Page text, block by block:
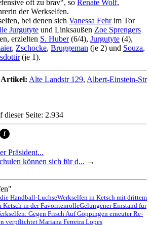
oft zu brav“, so Renate Wolf,
der Werkselfen.
bei denen sich Vanessa Fehrim Tor
Jurgutyte und Linksaußen Zoe Sprengers
erzielten S. Huber(6/4), Jurgutyte (4),
, Zschocke, Bruggeman (je 2) und Souza,
(je 1).
Artikel: Alte Landstr 129, Albert-Einstein-Str
dieser Seite: 2.934
i
Präsident...
können sich für d... →
Handball-LuchseWerkselfen in Ketsch mit drittem
Ketsch in der FavoritenrolleGelungener Einstand für
Gegen Frisch Auf Göppingen erneuter Re-
verpflichtet Mariana Ferreira Lopes